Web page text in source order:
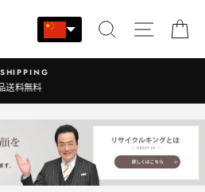
搜索 站点导航
営業時間：9:00-17:30 年中無休